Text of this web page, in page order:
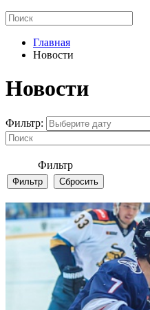
Главная
Новости
Новости
Фильтр:
Фильтр